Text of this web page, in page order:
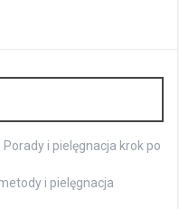
i pielęgnacja krok po
i pielęgnacja